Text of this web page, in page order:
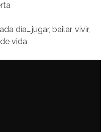
día….jugar, bailar, vivir,
vida